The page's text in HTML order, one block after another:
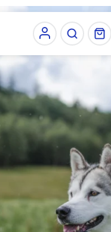
Sign in
SÖK